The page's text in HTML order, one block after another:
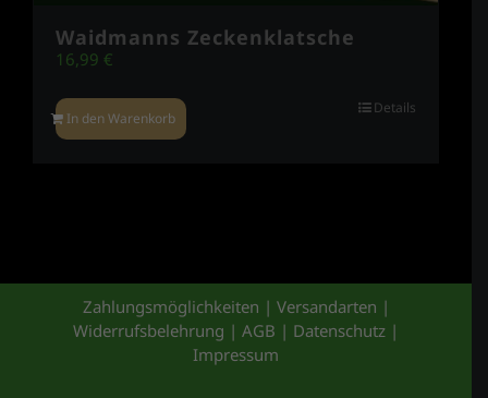
Waidmanns Zeckenklatsche
16,99 €
In den Warenkorb
Details
Zahlungsmöglichkeiten | Versandarten |
Widerrufsbelehrung | AGB | Datenschutz |
Impressum